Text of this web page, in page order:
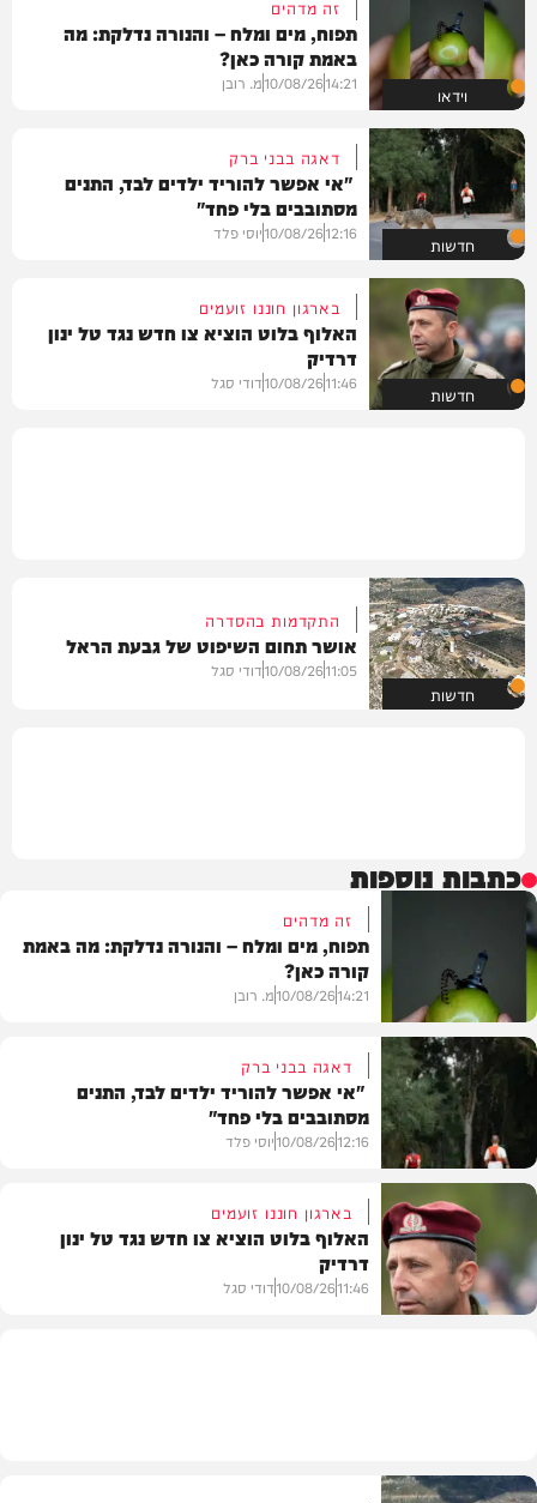
וידאו
זה מדהים
תפוח, מים ומלח – והנורה נדלקת: מה
באמת קורה כאן?
14:21
10/08/26מ. רובן
חדשות
דאגה בבני ברק
"אי אפשר להוריד ילדים לבד, התנים
מסתובבים בלי פחד"
12:16
10/08/26יוסי פלד
חדשות
בארגון חוננו זועמים
האלוף בלוט הוציא צו חדש נגד טל ינון
דרדיק
11:46
10/08/26דודי סגל
חדשות
התקדמות בהסדרה
אושר תחום השיפוט של גבעת הראל
11:05
10/08/26דודי סגל
כתבות נוספות
וידאו
זה מדהים
תפוח, מים ומלח – והנורה נדלקת: מה באמת
קורה כאן?
14:21
10/08/26מ. רובן
חדשות
דאגה בבני ברק
"אי אפשר להוריד ילדים לבד, התנים
מסתובבים בלי פחד"
12:16
10/08/26יוסי פלד
בארגון חוננו זועמים
האלוף בלוט הוציא צו חדש נגד טל ינון
דרדיק
11:46
10/08/26דודי סגל